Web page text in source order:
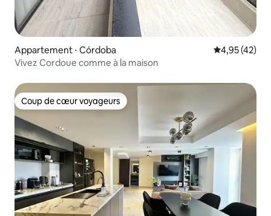
Appartement ⋅ Córdoba Évaluation
4,95 (42)
Vivez Cordoue comme à la maison
Coup de cœur voyageurs
Coup de cœur voyageurs